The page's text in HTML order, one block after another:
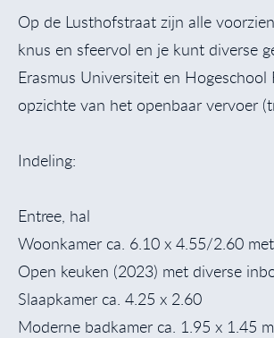
Op de Lusthofstraat zijn alle
knus en sfeervol en je kunt diverse
Erasmus Universiteit en
opzichte van het openbaar vervoer
Indeling:
Entree, hal
Woonkamer ca. 6.10 x 4.55/2.60
Open keuken (2023) met diverse
Slaapkamer ca. 4.25 x 2.60
Moderne badkamer ca. 1.95 x 1.45